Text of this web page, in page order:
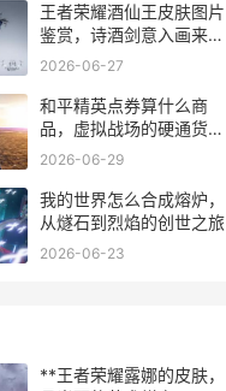
王者荣耀酒仙王皮肤图片
鉴赏，诗酒剑意入画来，
一副标题为水墨江湖的逍
2026-06-27
和平精英点券算什么商
品，虚拟战场的硬通货与
情感纽带
2026-06-29
我的世界怎么合成熔炉，
从燧石到烈焰的创世之旅
2026-06-23
**王者荣耀露娜的皮肤，